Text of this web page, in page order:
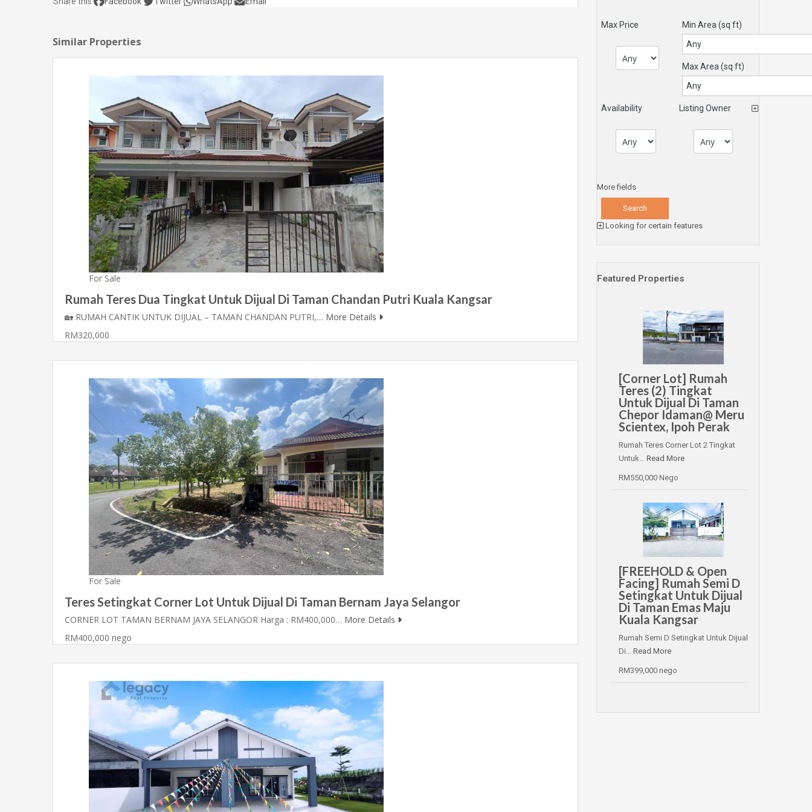
Similar Properties
For Sale
Rumah Teres Dua Tingkat Untuk Dijual Di Taman Chandan Putri Kuala Kangsar
🏡 RUMAH CANTIK UNTUK DIJUAL – TAMAN CHANDAN PUTRI,… More Details
RM320,000
For Sale
Teres Setingkat Corner Lot Untuk Dijual Di Taman Bernam Jaya Selangor
CORNER LOT TAMAN BERNAM JAYA SELANGOR Harga : RM400,000… More Details
RM400,000 nego
Max Price Min Area (sq ft)
Max Area (sq ft)
Availability Listing Owner
More fields
Looking for certain features
Featured Properties
[Corner Lot] Rumah
Teres (2) Tingkat
Untuk Dijual Di Taman
Chepor Idaman@ Meru
Scientex, Ipoh Perak
Rumah Teres Corner Lot 2 Tingkat
Untuk… Read More
RM550,000 Nego
[FREEHOLD & Open
Facing] Rumah Semi D
Setingkat Untuk Dijual
Di Taman Emas Maju
Kuala Kangsar
Rumah Semi D Setingkat Untuk Dijual
Di… Read More
RM399,000 nego